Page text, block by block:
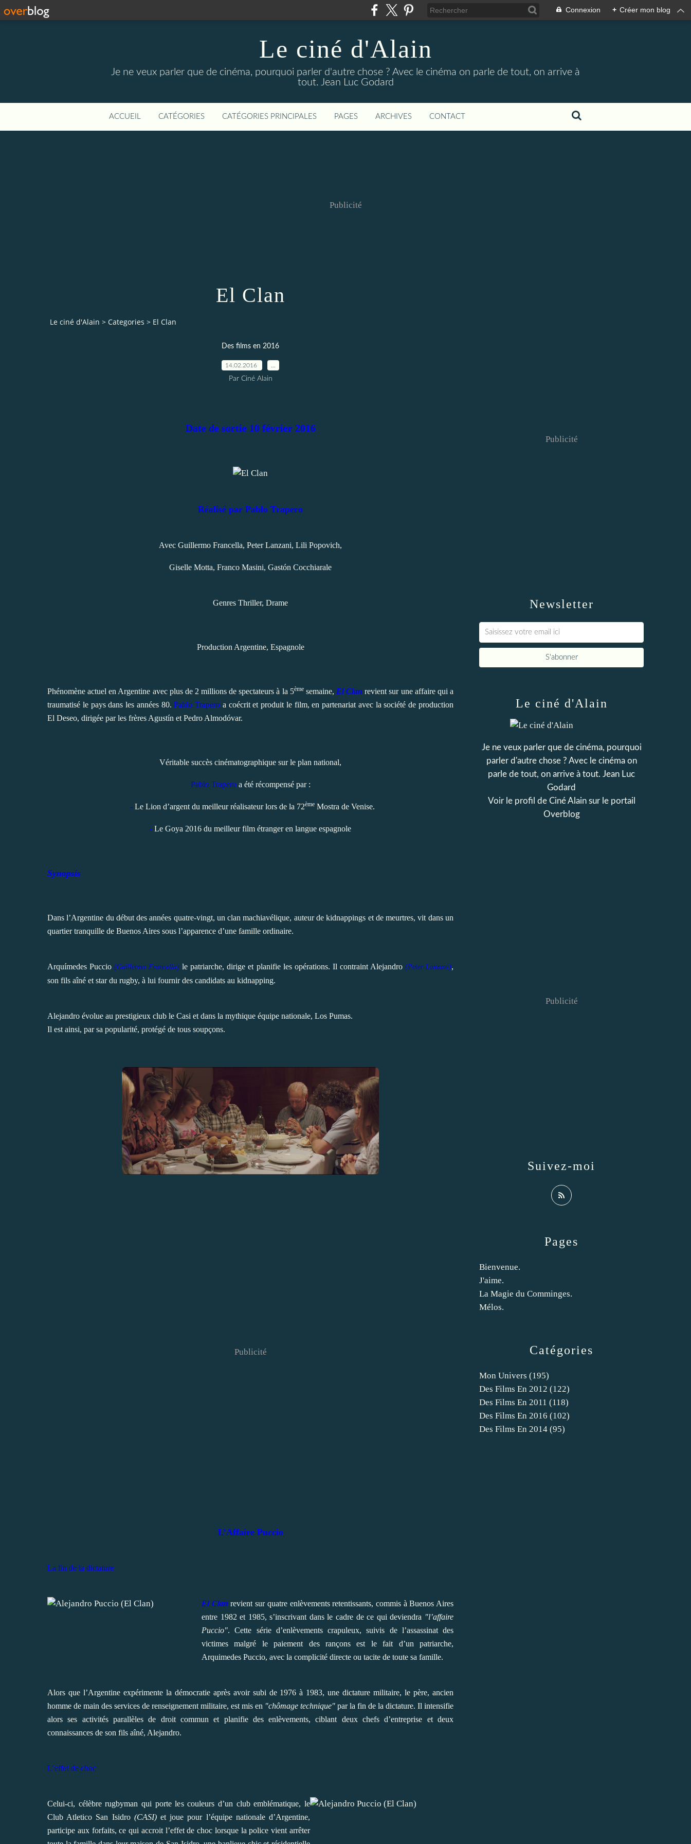
Connexion + Créer mon blog
Le ciné d'Alain
Je ne veux parler que de cinéma, pourquoi parler d'autre chose ? Avec le cinéma on parle de tout, on arrive à
tout. Jean Luc Godard
ACCUEIL CATÉGORIES CATÉGORIES PRINCIPALES PAGES ARCHIVES CONTACT
Publicité
El Clan
Le ciné d'Alain > Categories > El Clan
Des films en 2016
14.02.2016
Par Ciné Alain
Date de sortie 10 février 2016
Réalisé par Pablo Trapero
Avec Guillermo Francella, Peter Lanzani, Lili Popovich,
Giselle Motta, Franco Masini, Gastón Cocchiarale
Genres Thriller, Drame
Production Argentine, Espagnole
Phénomène actuel en Argentine avec plus de 2 millions de spectateurs à la 5èmesemaine, El Clan revient sur une affaire qui a
traumatisé le pays dans les années 80.PabloTrapero a coécrit et produit le film, en partenariat avec la société de production
El Deseo, dirigée par les frères Agustín et Pedro Almodóvar.
Véritable succès cinématographique sur le plan national,
Pablo Traperoa été récompensé par :
- Le Lion d’argent du meilleur réalisateur lors de la 72ème Mostra de Venise.
- Le Goya 2016 du meilleur film étranger en langue espagnole
Synopsis
Dans l’Argentine du début des années quatre-vingt, un clan machiavélique, auteur de kidnappings et de meurtres, vit dans un
quartier tranquille de Buenos Aires sous l’apparence d’une famille ordinaire.
Arquímedes Puccio(Guillermo Francella) le patriarche, dirige et planifie les opérations. Il contraint Alejandro (Peter Lanzani),
son fils aîné et star du rugby, à lui fournir des candidats au kidnapping.
Alejandro évolue au prestigieux club le Casi et dans la mythique équipe nationale, Los Pumas.
Il est ainsi, par sa popularité, protégé de tous soupçons.
Publicité
L’Affaire Puccio
La fin de la dictature
El Clan revient sur quatre enlèvements retentissants, commis à Buenos Aires
entre 1982 et 1985, s’inscrivant dans le cadre de ce qui deviendra "l’affaire
Puccio". Cette série d’enlèvements crapuleux, suivis de l’assassinat des
victimes malgré le paiement des rançons est le fait d’un patriarche,
Arquimedes Puccio, avec la complicité directe ou tacite de toute sa famille.
Alors que l’Argentine expérimente la démocratie après avoir subi de 1976 à 1983, une dictature militaire, le père, ancien
homme de main des services de renseignement militaire, est mis en "chômage technique" par la fin de la dictature. Il intensifie
alors ses activités parallèles de droit commun et planifie des enlèvements, ciblant deux chefs d’entreprise et deux
connaissances de son fils aîné, Alejandro.
L’effet de choc
Celui-ci, célèbre rugbyman qui porte les couleurs d’un club emblématique, le
Club Atletico San Isidro (CASI)et joue pour l’équipe nationale d’Argentine,
participe aux forfaits, ce qui accroit l’effet de choc lorsque la police vient arrêter
Newsletter
Publicité
Catégories
Mon Univers (195)
Des Films En 2012 (122)
Des Films En 2011 (118)
Des Films En 2016 (102)
Des Films En 2014 (95)
Pages
Bienvenue.
J'aime.
La Magie du Comminges.
Mélos.
Le ciné d'Alain
Je ne veux parler que de cinéma, pourquoi
parler d'autre chose ? Avec le cinéma on
parle de tout, on arrive à tout. Jean Luc
Godard
Voir le profil de Ciné Alainsur le portail
Overblog
Suivez-moi
Publicité